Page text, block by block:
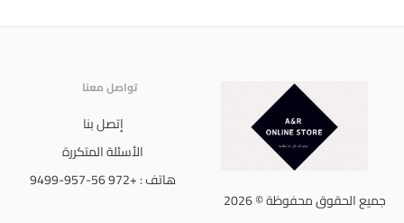
جميع الحقوق محفوظة © 2026
تواصل معنا
إتصل بنا
الأسئلة المتكررة
هاتف : +972 56-957-9499